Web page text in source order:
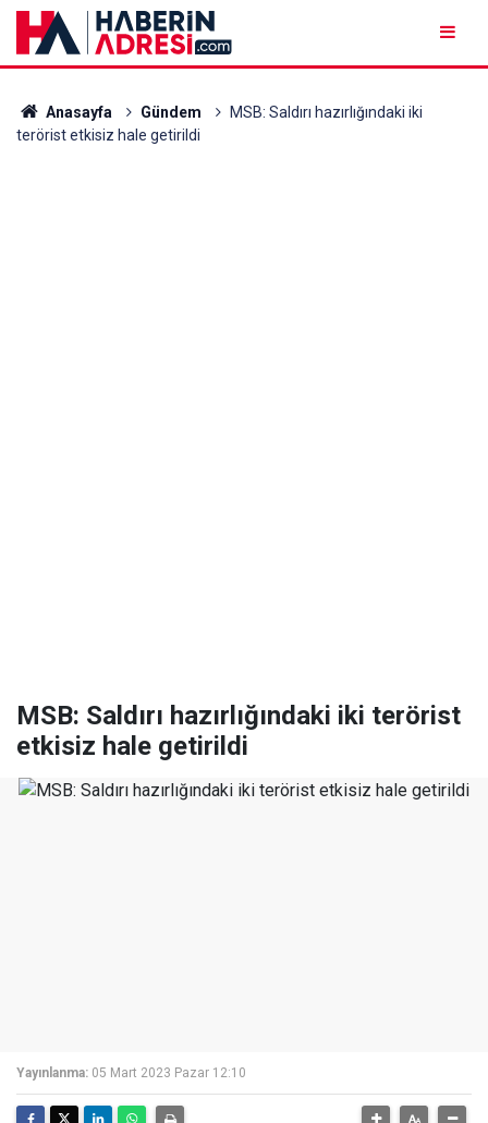
Anasayfa Gündem
MSB: Saldırı hazırlığındaki iki
terörist etkisiz hale getirildi
MSB: Saldırı hazırlığındaki iki terörist
etkisiz hale getirildi
Yayınlanma: 05 Mart 2023 Pazar 12:10